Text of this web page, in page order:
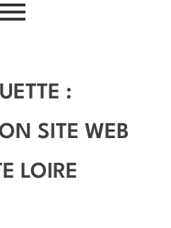
:
SITE WEB
LOIRE